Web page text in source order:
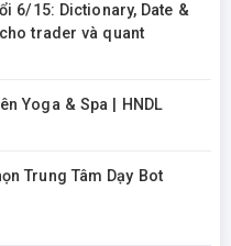
6/15: Dictionary, Date &
trader và quant
Yoga & Spa | HNDL
Trung Tâm Dạy Bot